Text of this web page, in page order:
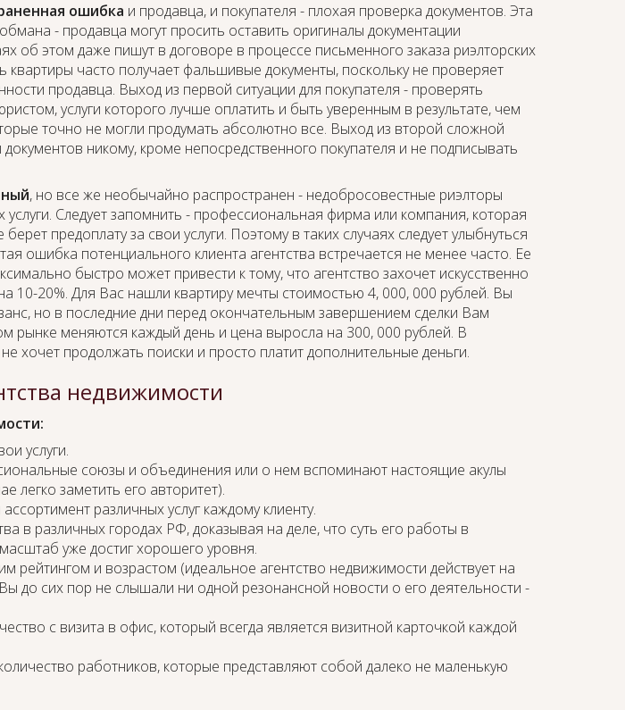
ошибка и продавца, и покупателя - плохая проверка документов. Эта
- продавца могут просить оставить оригиналы документации
об этом даже пишут в договоре в процессе письменного заказа риэлторских
квартиры часто получает фальшивые документы, поскольку не проверяет
продавца. Выход из первой ситуации для покупателя - проверять
услуги которого лучше оплатить и быть уверенным в результате, чем
точно не могли продумать абсолютно все. Выход из второй сложной
никому, кроме непосредственного покупателя и не подписывать
, но все же необычайно распространен - недобросовестные риэлторы
услуги. Следует запомнить - профессиональная фирма или компания, которая
предоплату за свои услуги. Поэтому в таких случаях следует улыбнуться
ошибка потенциального клиента агентства встречается не менее часто. Ее
быстро может привести к тому, что агентство захочет искусственно
10-20%. Для Вас нашли квартиру мечты стоимостью 4, 000, 000 рублей. Вы
но в последние дни перед окончательным завершением сделки Вам
рынке меняются каждый день и цена выросла на 300, 000 рублей. В
хочет продолжать поиски и просто платит дополнительные деньги.
недвижимости
услуги.
союзы и объединения или о нем вспоминают настоящие акулы
легко заметить его авторитет).
различных услуг каждому клиенту.
в различных городах РФ, доказывая на деле, что суть его работы в
уже достиг хорошего уровня.
рейтингом и возрастом (идеальное агентство недвижимости действует на
до сих пор не слышали ни одной резонансной новости о его деятельности -
с визита в офис, который всегда является визитной карточкой каждой
работников, которые представляют собой далеко не маленькую